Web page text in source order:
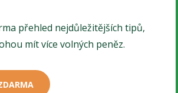
přehled nejdůležitějších tipů,
mít více volných peněz.